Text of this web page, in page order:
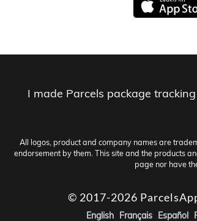
I made Parcels package
All logos, product and company names are
endorsement by them. This site and the products
page nor have
© 2017-2026
English Français Español